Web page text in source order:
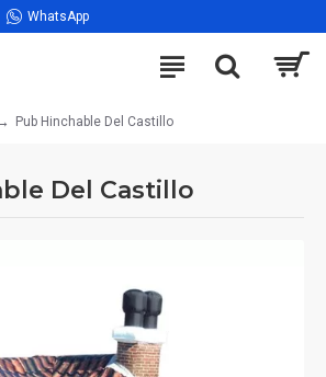
WhatsApp
Pub Hinchable Del Castillo
Del Castillo